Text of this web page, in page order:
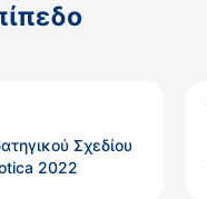
Σχεδίου
2022